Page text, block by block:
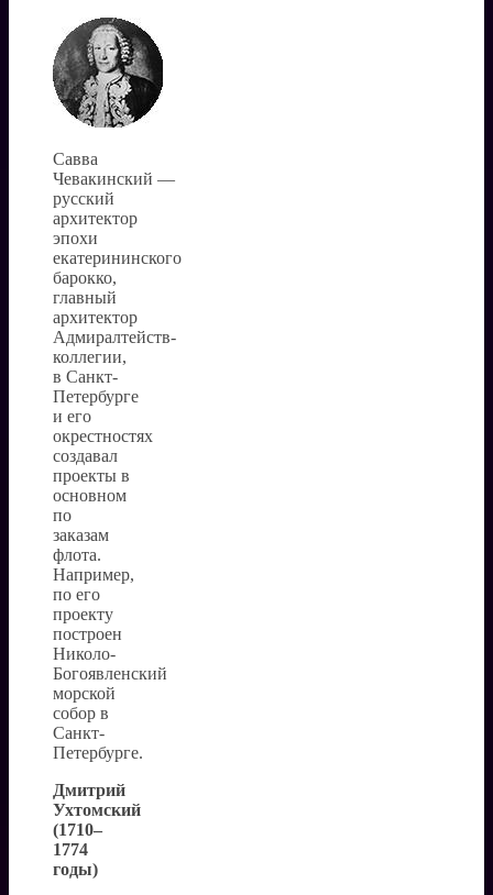
Савва
Чевакинский —
русский
архитектор
эпохи
екатерининского
барокко,
главный
архитектор
Адмиралтейств-
коллегии,
в Санкт-
Петербурге
и его
окрестностях
создавал
проекты в
основном
по
заказам
флота.
Например,
по его
проекту
построен
Николо-
Богоявленский
морской
собор в
Санкт-
Петербурге.
Дмитрий
Ухтомский
(1710–
1774
годы)